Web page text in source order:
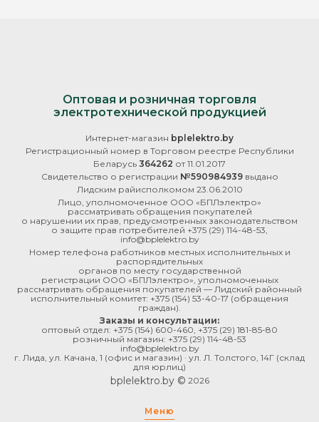
Оптовая и розничная торговля
электротехнической продукцией
Интернет-магазин bplelektro.by
Регистрационный номер в Торговом реестре Республики
Беларусь 364262 от 11.01.2017
Свидетельство о регистрации №590984939выдано
Лидским райисполкомом 23.06.2010
Лицо, уполномоченное ООО «БПЛэлектро»
рассматривать обращения покупателей
о нарушении их прав, предусмотренных законодательством
о защите прав потребителей +375 (29) 114-48-53
info@bplelektro.by
Номер телефона работников местных исполнительных и
распорядительных
органов по месту государственной
регистрации ООО «БПЛэлектро», уполномоченных
рассматривать обращения покупателей — Лидский районный
исполнительный комитет: +375 (154) 53-40-17 (обращения
граждан).
Заказы и консультации:
оптовый отдел: +375 (154) 600-460 +375 (29) 181-85-80
розничный магазин: +375 (29) 114-48-53
info@bplelektro.by
г. Лида, ул. Качана, 1 (офис и магазин) · ул. Л. Толстого, 14Г (склад
для юрлиц)
bplelektro.by © 2026
Меню